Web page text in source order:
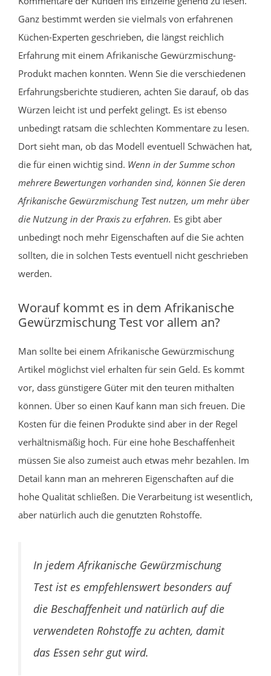
Ganz bestimmt werden sie vielmals von erfahrenen
Küchen-Experten geschrieben, die längst reichlich
Erfahrung mit einem Afrikanische Gewürzmischung-
Produkt machen konnten. Wenn Sie die verschiedenen
Erfahrungsberichte studieren, achten Sie darauf, ob das
Würzen leicht ist und perfekt gelingt. Es ist ebenso
unbedingt ratsam die schlechten Kommentare zu lesen.
Dort sieht man, ob das Modell eventuell Schwächen hat,
die für einen wichtig sind. Wenn in der Summe schon
mehrere Bewertungen vorhanden sind, können Sie deren
Afrikanische Gewürzmischung Test nutzen, um mehr über
die Nutzung in der Praxis zu erfahren. Es gibt aber
unbedingt noch mehr Eigenschaften auf die Sie achten
sollten, die in solchen Tests eventuell nicht geschrieben
werden.
Worauf kommt es in dem Afrikanische
Gewürzmischung Test vor allem an?
Man sollte bei einem Afrikanische Gewürzmischung
Artikel möglichst viel erhalten für sein Geld. Es kommt
vor, dass günstigere Güter mit den teuren mithalten
können. Über so einen Kauf kann man sich freuen. Die
Kosten für die feinen Produkte sind aber in der Regel
verhältnismäßig hoch. Für eine hohe Beschaffenheit
müssen Sie also zumeist auch etwas mehr bezahlen. Im
Detail kann man an mehreren Eigenschaften auf die
hohe Qualität schließen. Die Verarbeitung ist wesentlich,
aber natürlich auch die genutzten Rohstoffe.
In jedem Afrikanische Gewürzmischung
Test ist es empfehlenswert besonders auf
die Beschaffenheit und natürlich auf die
verwendeten Rohstoffe zu achten, damit
das Essen sehr gut wird.